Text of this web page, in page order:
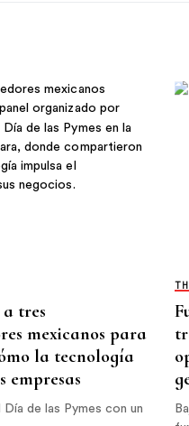
tres
mexicanos para
la tecnología
empresas
de las Pymes con un